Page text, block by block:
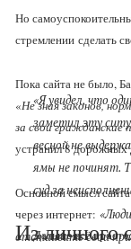
Но
стремлении сделать
Пока сайта не было,
«Не зная законов,
за свои гражданские
устранил 8 дорожных
Основной смысл
через интернет:
отстаивать свои
«Я увидел, что
заметил эту
весной не
ямы не починят.
суд за
Дальше всё
Из личного